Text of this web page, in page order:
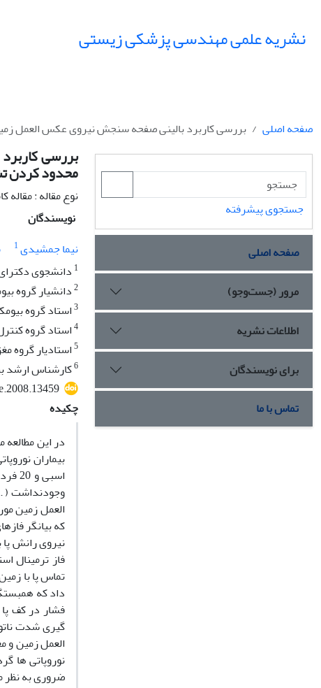
نشریه علمی مهندسی پزشکی زیستی
صفحه اصلی بررسی کاربرد بالینی صفحه سنجش نیروی عکس العمل
بررسی
محدود کردن
نوع مقاله :
نویسندگان
نیما جمشیدی1
1 دانشجوی
2دانشیار گروه
3استاد گروه
4استاد گروه
5استادیار گروه
6کارشناس ارشد
چکیده
در این
العمل زمین
که بیانگر
نیروی رانش
فاز ترمینال
تماس پا با
داد که
فشار در کف
گیری شدت
العمل زمین و
نوروپاتی ها
ضروری به
جستجوی پیشرفته
صفحه اصلی
مرور (جست‌وجو)
اطلاعات نشریه
برای نویسندگان
تماس با ما